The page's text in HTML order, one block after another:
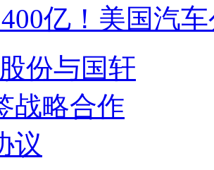
亿！美国汽